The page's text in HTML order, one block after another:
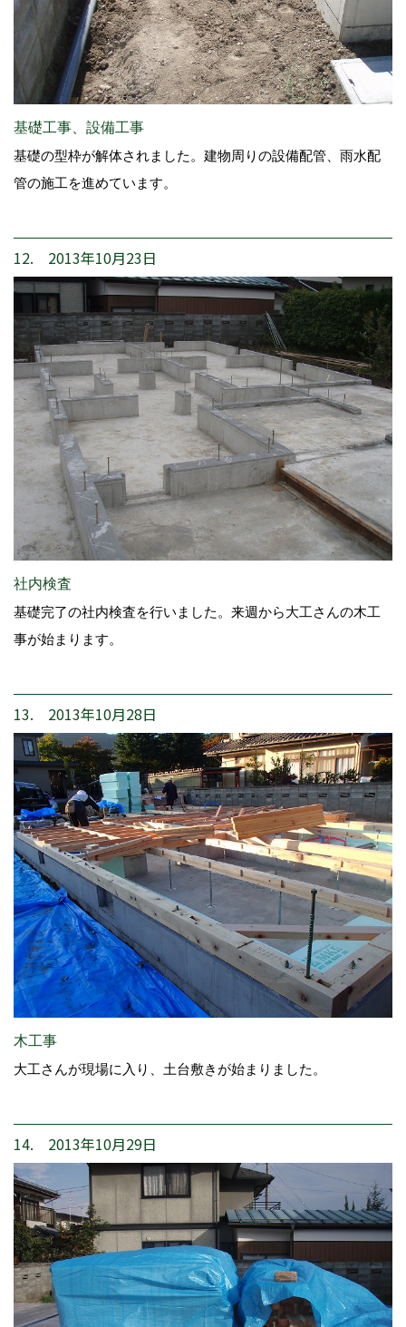
基礎工事、設備工事
基礎の型枠が解体されました。建物周りの設備配管、雨水配
管の施工を進めています。
12. 2013年10月23日
社内検査
基礎完了の社内検査を行いました。来週から大工さんの木工
事が始まります。
13. 2013年10月28日
木工事
大工さんが現場に入り、土台敷きが始まりました。
14. 2013年10月29日